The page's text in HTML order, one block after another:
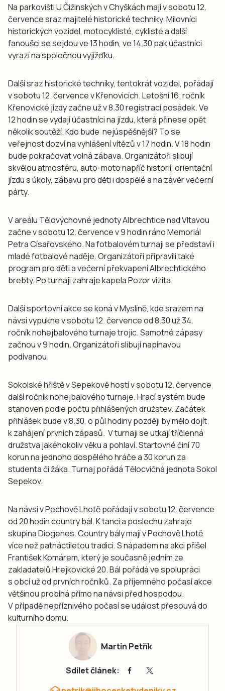
Na parkovišti U Čižinských v Chyškách mají v sobotu 12.
července sraz majitelé historické techniky. Milovníci
historických vozidel, motocyklisté, cyklisté a další
fanoušci se sejdou ve 13 hodin, ve 14.30 pak účastníci
vyrazí na společnou vyjížďku.
Další sraz historické techniky, tentokrát vozidel, pořádají
v sobotu 12. července v Křenovicích. Letošní 16. ročník
Křenovické jízdy začne už v 8.30 registrací posádek. Ve
12 hodin se vydají účastníci na jízdu, která přinese opět
několik soutěží. Kdo bude nejúspěšnější? To se
veřejnost dozví na vyhlášení vítězů v 17 hodin. V 18 hodin
bude pokračovat volná zábava. Organizátoři slibují
skvělou atmosféru, auto-moto napříč historií, orientační
jízdu s úkoly, zábavu pro děti i dospělé a na závěr večerní
párty.
V areálu Tělovýchovné jednoty Albrechtice nad Vltavou
začne v sobotu 12. července v 9 hodin ráno Memoriál
Petra Císařovského. Na fotbalovém turnaji se představí i
mladé fotbalové naděje. Organizátoři připravili také
program pro děti a večerní překvapení Albrechtického
brebty. Po turnaji zahraje kapela Pozor vizita.
Další sportovní akce se koná v Myslíně, kde srazem na
návsi vypukne v sobotu 12. července od 8.30 už 34.
ročník nohejbalového turnaje trojic. Samotné zápasy
začnou v 9 hodin. Organizátoři slibují napínavou
podívanou.
Sokolské hřiště v Sepekově hostí v sobotu 12. července
další ročník nohejbalového turnaje. Hrací systém bude
stanoven podle počtu přihlášených družstev. Začátek
přihlášek bude v 8.30, o půl hodiny později by mělo dojít
k zahájení prvních zápasů. V turnaji se utkají tříčlenná
družstva jakéhokoliv věku a pohlaví. Startovné činí 70
korun na jednoho dospělého hráče a 30 korun za
studenta či žáka. Turnaj pořádá Tělocvičná jednota Sokol
Sepekov.
Na návsi v Pechově Lhotě pořádají v sobotu 12. července
od 20 hodin country bál. K tanci a poslechu zahraje
skupina Diogenes. Country bály mají v Pechově Lhotě
více než patnáctiletou tradici. S nápadem na akci přišel
František Komárem, který je současně jedním ze
zakladatelů Hrejkovické 20. Bál pořádá ve spolupráci
s obcí už od prvních ročníků. Za příjemného počasí akce
většinou probíhá přímo na návsi před hospodou.
V případě nepříznivého počasí se událost přesouvá do
kulturního domu.
Martin Petřík
Sdílet článek: